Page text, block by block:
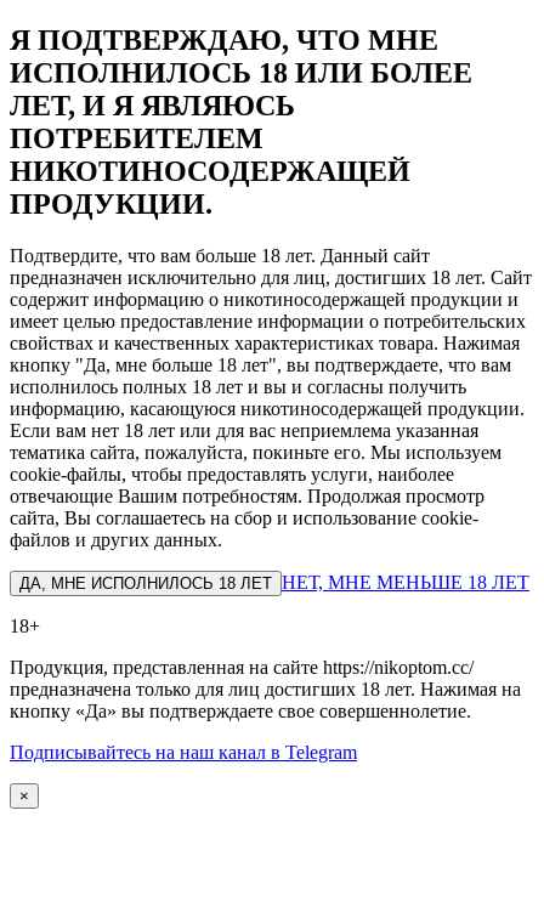
Я ПОДТВЕРЖДАЮ, ЧТО МНЕ
ИСПОЛНИЛОСЬ 18 ИЛИ БОЛЕЕ
ЛЕТ, И Я ЯВЛЯЮСЬ
ПОТРЕБИТЕЛЕМ
НИКОТИНОСОДЕРЖАЩЕЙ
ПРОДУКЦИИ.
Подтвердите, что вам больше 18 лет. Данный сайт
предназначен исключительно для лиц, достигших 18 лет. Сайт
содержит информацию о никотиносодержащей продукции и
имеет целью предоставление информации о потребительских
свойствах и качественных характеристиках товара. Нажимая
кнопку "Да, мне больше 18 лет", вы подтверждаете, что вам
исполнилось полных 18 лет и вы и согласны получить
информацию, касающуюся никотиносодержащей продукции.
Если вам нет 18 лет или для вас неприемлема указанная
тематика сайта, пожалуйста, покиньте его. Мы используем
cookie-файлы, чтобы предоставлять услуги, наиболее
отвечающие Вашим потребностям. Продолжая просмотр
сайта, Вы соглашаетесь на сбор и использование cookie-
файлов и других данных.
ДА, МНЕ ИСПОЛНИЛОСЬ 18 ЛЕТ НЕТ, МНЕ МЕНЬШЕ 18 ЛЕТ
18+
Продукция, представленная на сайте https://nikoptom.cc/
предназначена только для лиц достигших 18 лет. Нажимая на
кнопку «Да» вы подтверждаете свое совершеннолетие.
Подписывайтесь на наш канал в Telegram
×